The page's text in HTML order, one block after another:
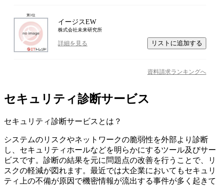
第3位
イージスEW
株式会社未来研究所
詳細を見る リストに追加する
資料請求ランキングへ
セキュリティ診断サービス
セキュリティ診断サービス とは？
システムのリスクやネットワークの脆弱性を外部より診断
し、セキュリティホールなどを明らかにするツール及びサー
ビスです。診断の結果を元に問題点の改善を行うことで、リ
スクの軽減が図れます。最近では大企業においてもセキュリ
ティ上の不備が原因で機密情報が流出する事件が多く起きて